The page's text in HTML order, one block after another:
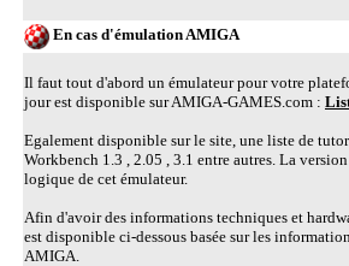
En cas d'émulation AMIGA
Il faut tout d'abord un émulateur pour votre
jour est disponible sur AMIGA-GAMES.com :
Egalement disponible sur le site, une liste de
Workbench 1.3 , 2.05 , 3.1 entre autres. La
logique de cet émulateur.
Afin d'avoir des informations techniques et
est disponible ci-dessous basée sur les
AMIGA.